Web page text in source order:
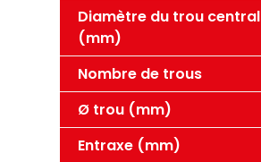
Diamètre du trou central
(mm)
Nombre de trous
Ø trou (mm)
Entraxe (mm)